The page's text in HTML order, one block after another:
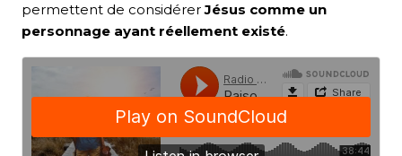
permettent de considérerJésus comme un
personnage ayant réellement existé.